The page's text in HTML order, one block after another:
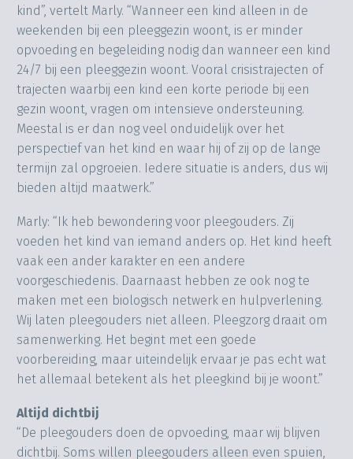
kind”, vertelt Marly. “Wanneer een kind alleen in de
weekenden bij een pleeggezin woont, is er minder
opvoeding en begeleiding nodig dan wanneer een kind
24/7 bij een pleeggezin woont. Vooral crisistrajecten of
trajecten waarbij een kind een korte periode bij een
gezin woont, vragen om intensieve ondersteuning.
Meestal is er dan nog veel onduidelijk over het
perspectief van het kind en waar hij of zij op de lange
termijn zal opgroeien. Iedere situatie is anders, dus wij
bieden altijd maatwerk.”
Marly: “Ik heb bewondering voor pleegouders. Zij
voeden het kind van iemand anders op. Het kind heeft
vaak een ander karakter en een andere
voorgeschiedenis. Daarnaast hebben ze ook nog te
maken met een biologisch netwerk en hulpverlening.
Wij laten pleegouders niet alleen. Pleegzorg draait om
samenwerking. Het begint met een goede
voorbereiding, maar uiteindelijk ervaar je pas echt wat
het allemaal betekent als het pleegkind bij je woont.”
Altijd dichtbij
“De pleegouders doen de opvoeding, maar wij blijven
dichtbij. Soms willen pleegouders alleen even spuien,